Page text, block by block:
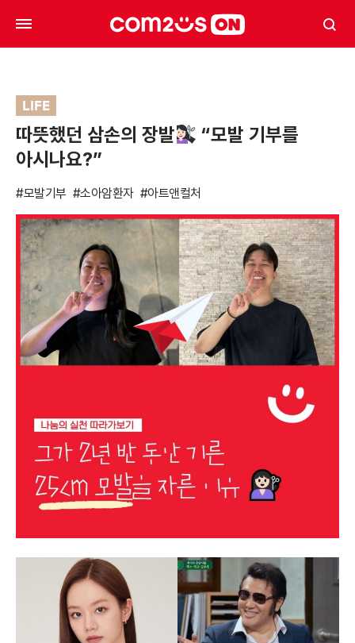
LIFE
따뜻했던 삼손의 장발
“모발 기부를
아시나요?”
#모발기부 #소아암환자 #아트앤컬처